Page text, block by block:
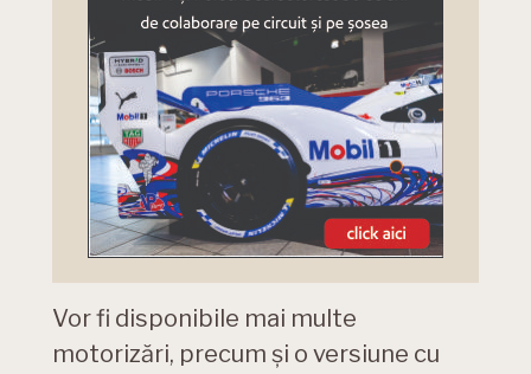
Vor fi disponibile mai multe
motorizări, precum și o versiune cu